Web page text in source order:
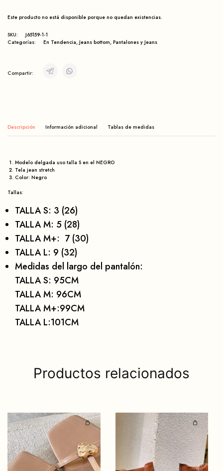
Este producto no está disponible porque no quedan existencias.
SKU:
J65159-1-1
Categorías:
En Tendencia,Jeans bottom, Pantalones y Jeans
Compartir:
Descripción Información adicional
Modelo delgada uso talla S en el NEGRO
Tela jean stretch
Color: Negro
Tallas:
TALLA S: 3 (26)
TALLA M: 5 (28)
TALLA M+: 7 (30)
TALLA L: 9 (32)
Medidas del largo del pantalón:
TALLA S: 95CM
TALLA M: 96CM
TALLA M+:99CM
TALLA L:101CM
Productos relacionados